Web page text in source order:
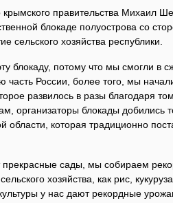
правительства Михаил
блокаде полуострова со
сельского хозяйства республики.
блокаду, потому что мы смогли в
часть России, более того, мы
развилось в разы благодаря
организаторы блокады добились
области, которая традиционно
прекрасные сады, мы собираем
хозяйства, как рис,
у нас дают рекордные